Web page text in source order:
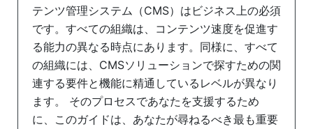
テンツ管理システム（CMS）はビジネス上の必須
です。すべての組織は、コンテンツ速度を促進す
る能力の異なる時点にあります。同様に、すべて
の組織には、CMSソリューションで探すための関
連する要件と機能に精通しているレベルが異なり
ます。 そのプロセスであなたを支援するため
に、このガイドは、あなたが尋ねるべき最も重要